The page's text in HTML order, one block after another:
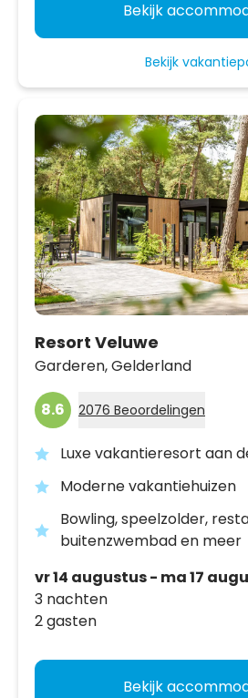
Bekijk
Bekijk
Resort Veluwe
Garderen,Gelderland
8.6 2076 Beoordelingen
Luxe vakantieresort aan
Moderne vakantiehuizen
Bowling, speelzolder,
buitenzwembad en meer
vr 14 augustus - ma 17
3 nachten
2 gasten
Bekijk